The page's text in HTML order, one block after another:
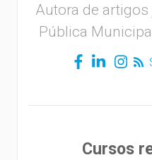
Autora de
Pública
Cursos